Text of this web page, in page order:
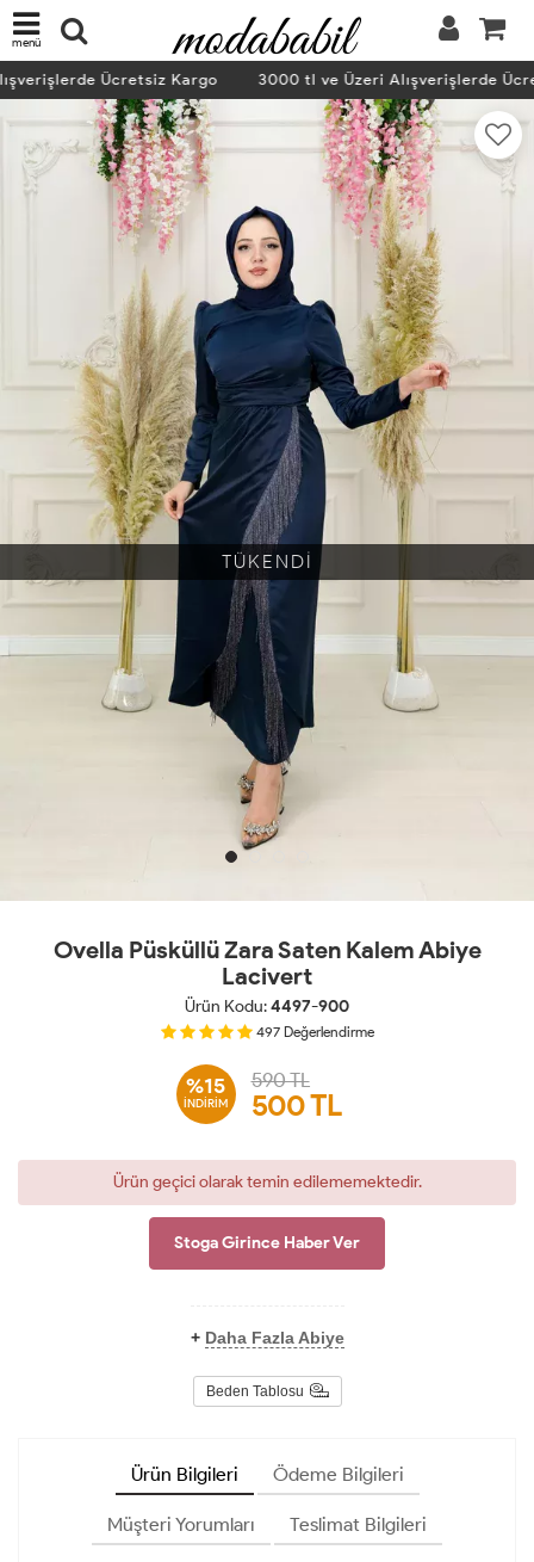
menü
Ücretsiz Kargo 3000 tl ve Üzeri Alışverişlerde
TÜKENDİ
Ovella Püsküllü Zara Saten Kalem Abiye
Lacivert
Ürün Kodu:4497-900
497 Değerlendirme
%15
İNDİRİM
590 TL
500TL
Ürün geçici olarak temin edilememektedir.
Stoga Girince Haber Ver
+ Daha Fazla Abiye
Beden Tablosu
Ürün Bilgileri Ödeme Bilgileri
Müşteri Yorumları Teslimat Bilgileri